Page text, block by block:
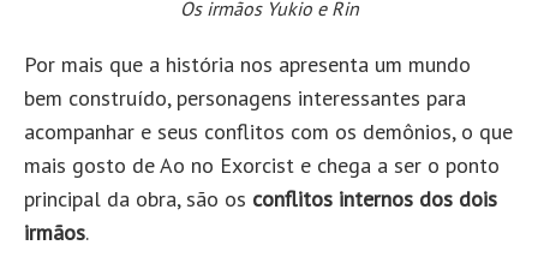
Os irmãos Yukio e Rin
Por mais que a história nos apresenta um mundo
bem construído, personagens interessantes para
acompanhar e seus conflitos com os demônios, o que
mais gosto de Ao no Exorcist e chega a ser o ponto
principal da obra, são os conflitos internos dos dois
irmãos.